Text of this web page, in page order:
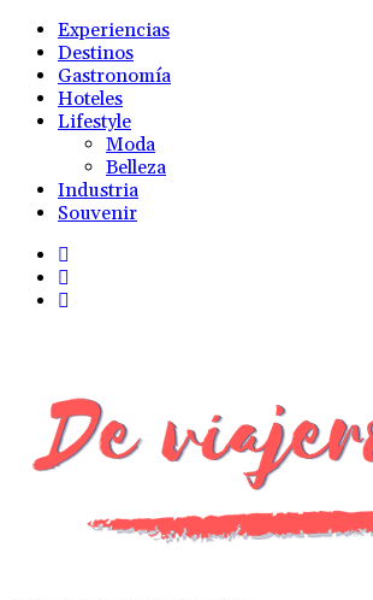
Experiencias
Destinos
Gastronomía
Hoteles
Lifestyle
Moda
Belleza
Industria
Souvenir